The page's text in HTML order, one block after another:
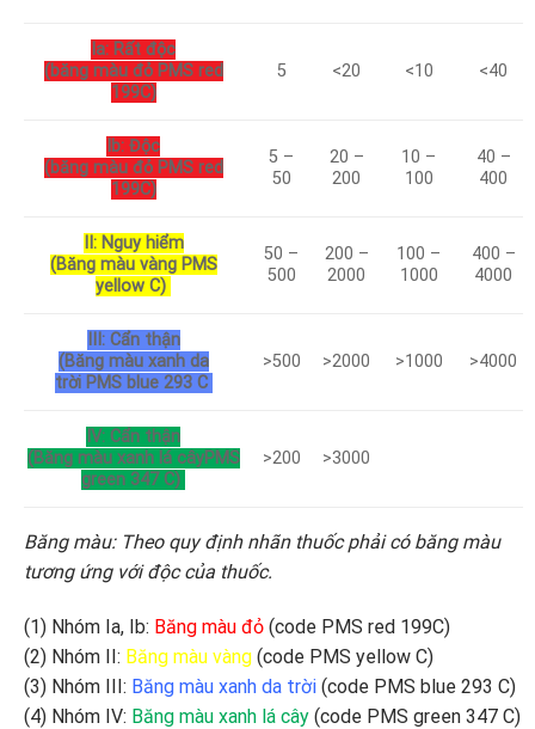
Ia: Rất độc
(băng màu đỏ PMS red
199C)
5 <20 <10 <40
Ib: Độc
(băng màu đỏ PMS red
199C)
5 –
50
20 –
200
10 –
100
40 –
400
II: Nguy hiểm
(Băng màu vàng PMS
yellow C)
50 –
500
200 –
2000
100 –
1000
400 –
4000
III: Cẩn thận
(Băng màu xanh da
trời PMS blue 293 C
>500 >2000 >1000 >4000
IV: Cẩn thận
(Băng màu xanh lá câyPMS
green 347 C)
>200 >3000
Băng màu: Theo quy định nhãn thuốc phải có băng màu
tương ứng với độc của thuốc.
(1) Nhóm Ia, Ib: Băng màu đỏ (code PMS red 199C)
(2) Nhóm II: Băng màu vàng (code PMS yellow C)
(3) Nhóm III: Băng màu xanh da trời (code PMS blue 293 C)
(4) Nhóm IV: Băng màu xanh lá cây (code PMS green 347 C)